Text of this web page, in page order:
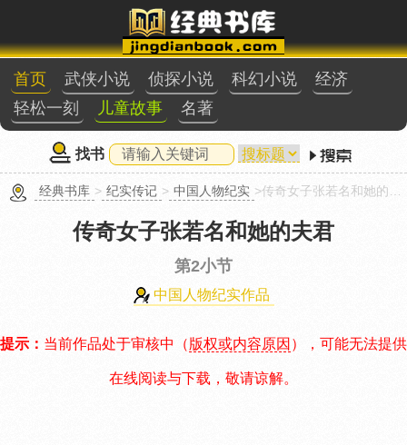
首页 武侠小说 侦探小说 科幻小说
经济
轻松一刻
儿童故事 名著
找书
经典书库 > 纪实传记 > 中国人物纪实 >传奇女子张若名和她的夫君第2小节
传奇女子张若名和她的夫君
第2小节
中国人物纪实作品
提示： 当前作品处于审核中（版权或内容原因 ），可能无法提供
在线阅读与下载，敬请谅解。